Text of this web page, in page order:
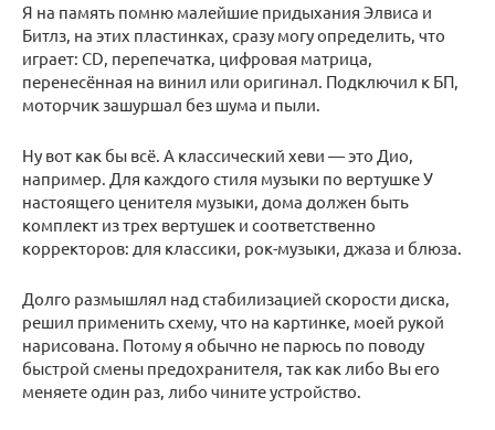
Я на память помню малейшие придыхания Элвиса и
Битлз, на этих пластинках, сразу могу определить, что
играет: CD, перепечатка, цифровая матрица,
перенесённая на винил или оригинал. Подключил к БП,
моторчик зашуршал без шума и пыли.
Ну вот как бы всё. А классический хеви — это Дио,
например. Для каждого стиля музыки по вертушке У
настоящего ценителя музыки, дома должен быть
комплект из трех вертушек и соответственно
корректоров: для классики, рок-музыки, джаза и блюза.
Долго размышлял над стабилизацией скорости диска,
решил применить схему, что на картинке, моей рукой
нарисована. Потому я обычно не парюсь по поводу
быстрой смены предохранителя, так как либо Вы его
меняете один раз, либо чините устройство.